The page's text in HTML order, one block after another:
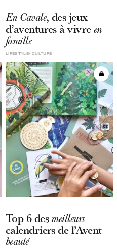
En Cavale, des jeux
d’aventures à vivreen
famille
CULTURE
LIFESTYLE
Top 6 desmeilleurs
calendriers de l’Avent
beauté